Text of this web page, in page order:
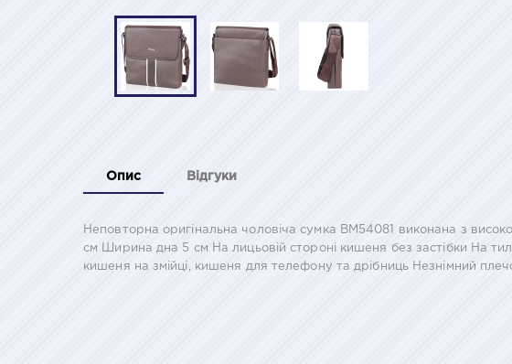
Опис Відгуки
Неповторна оригінальна чоловіча сумка BM54081 виконана з
см Ширина дна 5 см На лицьовій стороні кишеня без застібки На
кишеня на змійці, кишеня для телефону та дрібниць Незнімний